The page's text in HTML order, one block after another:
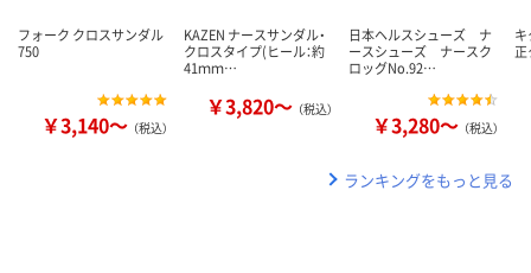
フォーク クロスサンダル
750
￥3,140～ （税込）
KAZEN ナースサンダル・
クロスタイプ(ヒール：約
41ｍｍ…
￥3,820～ （税込）
日本ヘルスシューズ ナ
ースシューズ ナースク
ロッグNo.92…
￥3,280～ （税込）
ランキングをもっと見る